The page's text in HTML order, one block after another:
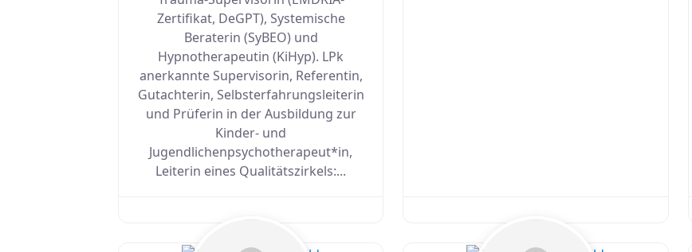
Zertifikat, DeGPT), Systemische
Beraterin (SyBEO) und
Hypnotherapeutin (KiHyp). LPk
anerkannte Supervisorin, Referentin,
Gutachterin, Selbsterfahrungsleiterin
und Prüferin in der Ausbildung zur
Kinder- und
Jugendlichenpsychotherapeut*in,
Leiterin eines Qualitätszirkels:...